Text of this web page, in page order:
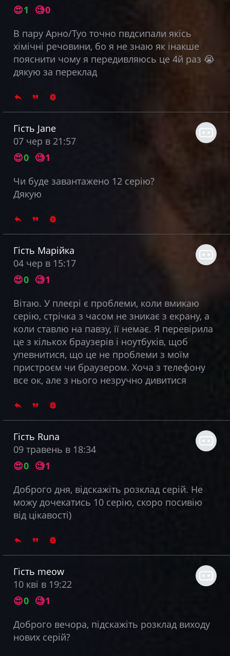
😍1 🧐0
В пару Арно/Туо точно пвдсипали якісь
хімічні речовини, бо я не знаю як інакше
пояснити чому я передивляюсь це 4й раз 😭
дякую за переклад
Гість Jane
07 чер в 21:57
😍0 🧐1
Чи буде завантажено 12 серію?
Дякую
Гість Марійка
04 чер в 15:17
😍0 🧐1
Вітаю. У плеєрі є проблеми, коли вмикаю
серію, стрічка з часом не зникає з екрану, а
коли ставлю на павзу, її немає. Я перевірила
це з кількох браузерів і ноутбуків, щоб
упевнитися, що це не проблеми з моїм
пристроєм чи браузером. Хоча з телефону
все ок, але з нього незручно дивитися
Гість Runa
09 травень в 18:34
😍0 🧐1
Доброго дня, відскажіть розклад серій. Не
можу дочекатись 10 серію, скоро посивію
від цікавості)
Гість meow
10 кві в 19:22
😍0 🧐1
Доброго вечора, підскажіть розклад виходу
нових серій?